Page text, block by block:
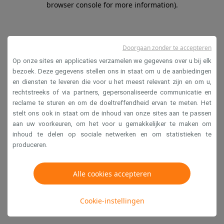
browser console for more information).
Op onze sites en applicaties verzamelen we gegevens over u bij elk
bezoek. Deze gegevens stellen ons in staat om u de aanbiedingen
en diensten te leveren die voor u het meest relevant zijn en om u,
rechtstreeks of via partners, gepersonaliseerde communicatie en
reclame te sturen en om de doeltreffendheid ervan te meten. Het
stelt ons ook in staat om de inhoud van onze sites aan te passen
aan uw voorkeuren, om het voor u gemakkelijker te maken om
inhoud te delen op sociale netwerken en om statistieken te
produceren.
Alle cookies accepteren
Cookie-instellingen
Doorgaan zonder te accepteren